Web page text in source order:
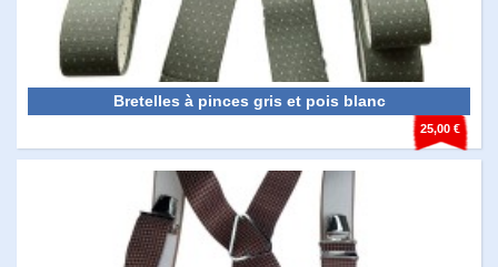
25,00 €
Bretelles à pinces gris et pois blanc